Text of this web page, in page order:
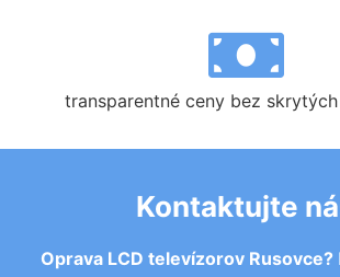
transparentné ceny bez
Kontaktujte
Oprava LCD televízorov Rusovce?